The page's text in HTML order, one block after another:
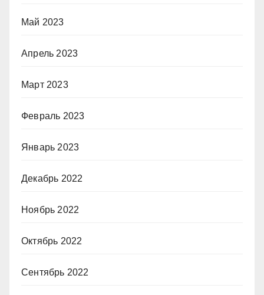
Май 2023
Апрель 2023
Март 2023
Февраль 2023
Январь 2023
Декабрь 2022
Ноябрь 2022
Октябрь 2022
Сентябрь 2022